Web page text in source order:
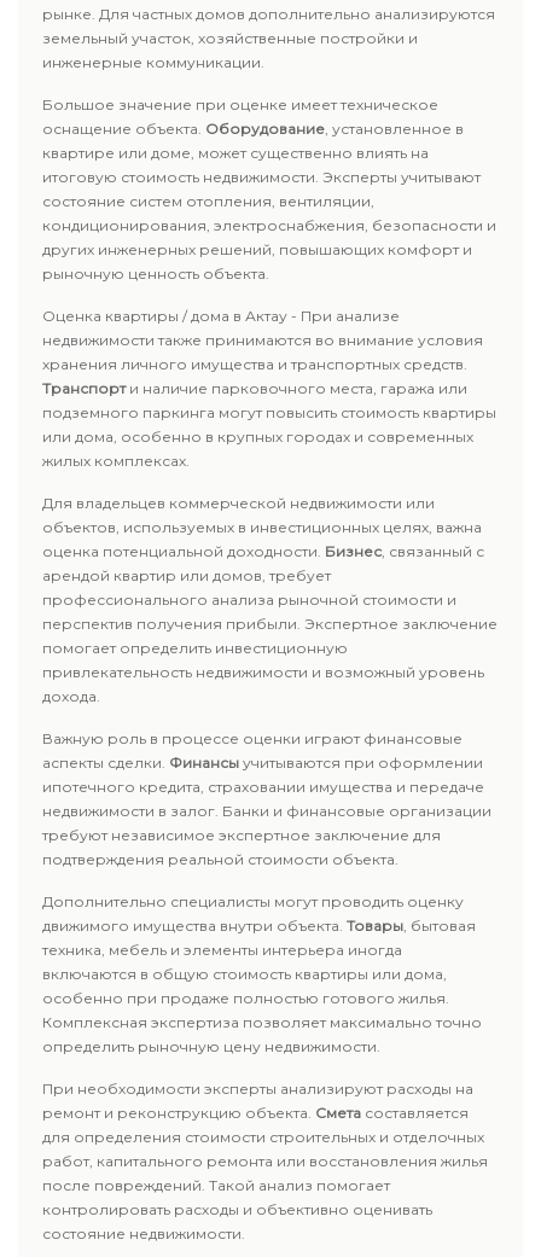
рынке. Для частных домов дополнительно анализируются
земельный участок, хозяйственные постройки и
инженерные коммуникации.
Большое значение при оценке имеет техническое
оснащение объекта. Оборудование, установленное в
квартире или доме, может существенно влиять на
итоговую стоимость недвижимости. Эксперты учитывают
состояние систем отопления, вентиляции,
кондиционирования, электроснабжения, безопасности и
других инженерных решений, повышающих комфорт и
рыночную ценность объекта.
Оценка квартиры / дома в Актау - При анализе
недвижимости также принимаются во внимание условия
хранения личного имущества и транспортных средств.
Транспорти наличие парковочного места, гаража или
подземного паркинга могут повысить стоимость квартиры
или дома, особенно в крупных городах и современных
жилых комплексах.
Для владельцев коммерческой недвижимости или
объектов, используемых в инвестиционных целях, важна
оценка потенциальной доходности. Бизнес, связанный с
арендой квартир или домов, требует
профессионального анализа рыночной стоимости и
перспектив получения прибыли. Экспертное заключение
помогает определить инвестиционную
привлекательность недвижимости и возможный уровень
дохода.
Важную роль в процессе оценки играют финансовые
аспекты сделки. Финансы учитываются при оформлении
ипотечного кредита, страховании имущества и передаче
недвижимости в залог. Банки и финансовые организации
требуют независимое экспертное заключение для
подтверждения реальной стоимости объекта.
Дополнительно специалисты могут проводить оценку
движимого имущества внутри объекта. Товары, бытовая
техника, мебель и элементы интерьера иногда
включаются в общую стоимость квартиры или дома,
особенно при продаже полностью готового жилья.
Комплексная экспертиза позволяет максимально точно
определить рыночную цену недвижимости.
При необходимости эксперты анализируют расходы на
ремонт и реконструкцию объекта. Смета составляется
для определения стоимости строительных и отделочных
работ, капитального ремонта или восстановления жилья
после повреждений. Такой анализ помогает
контролировать расходы и объективно оценивать
состояние недвижимости.